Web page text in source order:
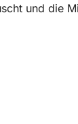
und die